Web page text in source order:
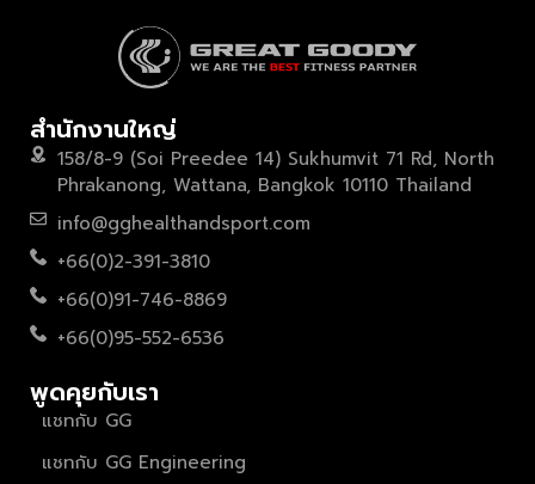
สำนักงานใหญ่
158/8-9 (Soi Preedee 14) Sukhumvit 71 Rd, North
Phrakanong, Wattana, Bangkok 10110 Thailand
info@gghealthandsport.com
+66(0)2-391-3810
+66(0)91-746-8869
+66(0)95-552-6536
พูดคุยกับเรา
แชทกับ GG
แชทกับ GG Engineering